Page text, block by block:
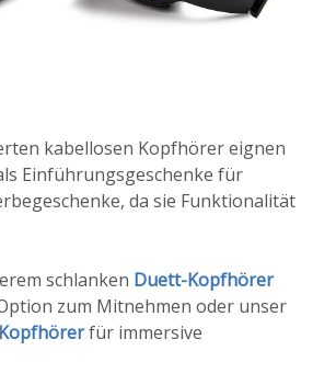
kabellosen Kopfhörer eignen
Einführungsgeschenke für
da sie Funktionalität
schlanken Duett-Kopfhörer
zum Mitnehmen oder unser
für immersive